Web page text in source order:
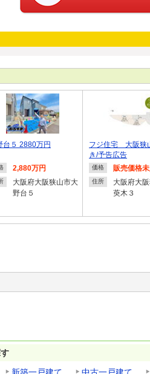
台５ 2880万円
2,880万円
大阪府大阪狭山市大
野台５
フジ住宅 大阪狭
き/予告広告
価格 販売価格
住所
大阪府大
萸木３
新築一戸建て 中古一戸建て